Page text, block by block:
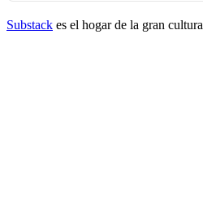
Substack es el hogar de la gran cultura